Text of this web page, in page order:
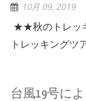
10月 09, 2019
★★秋のトレッ
トレッキングツ
台風19号に